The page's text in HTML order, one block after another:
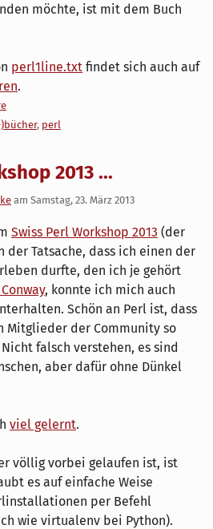
möchte, ist mit dem Buch
perl1line.txt findet sich auch auf
.
, perl
2013 ...
am Samstag, 23. März 2013
Swiss Perl Workshop 2013 (der
der Tatsache, dass ich einen der
durfte, den ich je gehört
, konnte ich mich auch
Schön an Perl ist, dass
der Community so
falsch verstehen, es sind
aber dafür ohne Dünkel
viel gelernt.
völlig vorbei gelaufen ist, ist
es auf einfache Weise
per Befehl
wie virtualenv bei Python).